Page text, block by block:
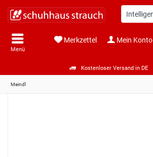
Kostenloser Versand in DE
Menü
Merkzettel Mein Konto
Meindl